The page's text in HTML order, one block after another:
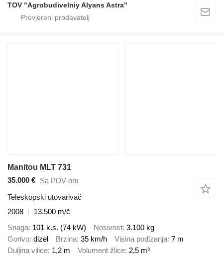
TOV "Agrobudivelniy Alyans Astra"
Manitou MLT 731
35.000 € Sa PDV-om
Teleskopski utovarivač
2008
13.500 m/č
Snaga 101 k.s. (74 kW) Nosivost 3.100 kg
Gorivo dizel Brzina 35 km/h Visina podizanja 7 m
Duljina vilice 1,2 m Volument žlice 2,5 m³